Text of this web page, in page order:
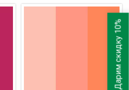
Дарим скидку 10%